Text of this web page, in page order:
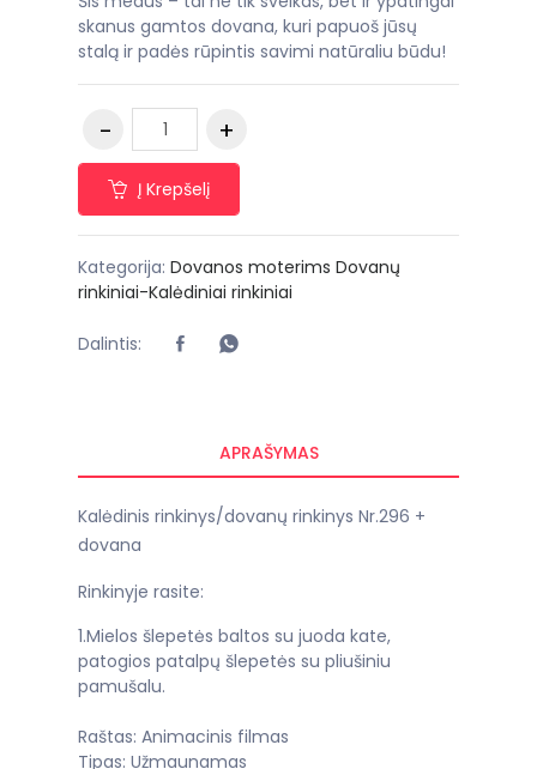
skanus gamtos dovana, kuri papuoš jūsų
stalą ir padės rūpintis savimi natūraliu būdu!
Į Krepšelį
Kategorija: Dovanos moterims Dovanų
rinkiniai-Kalėdiniai rinkiniai
Dalintis:
APRAŠYMAS
Kalėdinis rinkinys/dovanų rinkinys Nr.296 +
dovana
Rinkinyje rasite:
1.Mielos šlepetės baltos su juoda kate,
patogios patalpų šlepetės su pliušiniu
pamušalu.
Raštas: Animacinis filmas
Tipas: Užmaunamas